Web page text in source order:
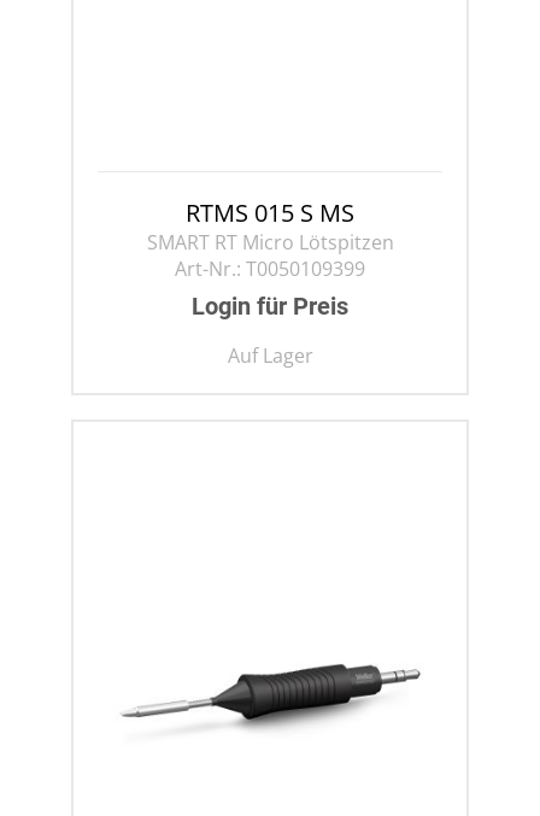
RTMS 015 S MS
SMART RT Micro Lötspitzen
Art-Nr.: T0050109399
Login für Preis
Auf Lager